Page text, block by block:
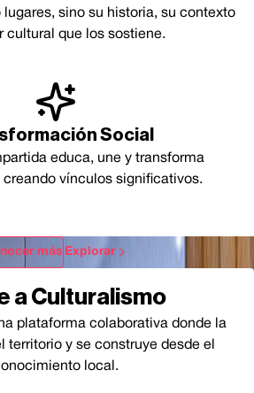
lugares, sino su historia, su contexto
cultural que los sostiene.
Social
educa, une y transforma
vínculos significativos.
más Explorar
a Culturalismo
plataforma colaborativa donde la
territorio y se construye desde el
local.